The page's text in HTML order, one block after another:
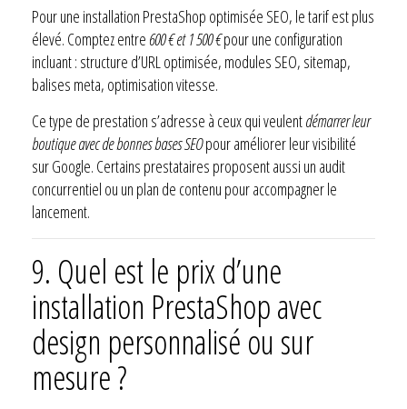
Pour une installation PrestaShop optimisée SEO, le tarif est plus
élevé. Comptez entre 600 € et 1 500 €pour une configuration
incluant : structure d’URL optimisée, modules SEO, sitemap,
balises meta, optimisation vitesse.
Ce type de prestation s’adresse à ceux qui veulentdémarrer leur
boutique avec de bonnes bases SEOpour améliorer leur visibilité
sur Google. Certains prestataires proposent aussi un audit
concurrentiel ou un plan de contenu pour accompagner le
lancement.
9. Quel est le prix d’une
installation PrestaShop avec
design personnalisé ou sur
mesure ?